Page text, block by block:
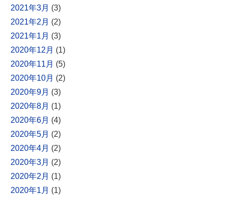
2021年3月 (3)
2021年2月 (2)
2021年1月 (3)
2020年12月 (1)
2020年11月 (5)
2020年10月 (2)
2020年9月 (3)
2020年8月 (1)
2020年6月 (4)
2020年5月 (2)
2020年4月 (2)
2020年3月 (2)
2020年2月 (1)
2020年1月 (1)